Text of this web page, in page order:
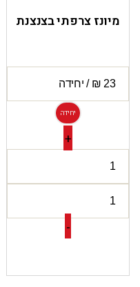
מיונז צרפתי בצנצנת
יחידה
+
-